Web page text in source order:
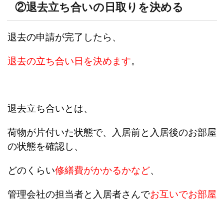
②退去立ち合いの日取りを決める
退去の申請が完了したら、
退去の立ち合い日を決めます。
退去立ち合いとは、
荷物が片付いた状態で、入居前と入居後のお部屋
の状態を確認し、
どのくらい修繕費がかかるかなど、
管理会社の担当者と入居者さんでお互いでお部屋